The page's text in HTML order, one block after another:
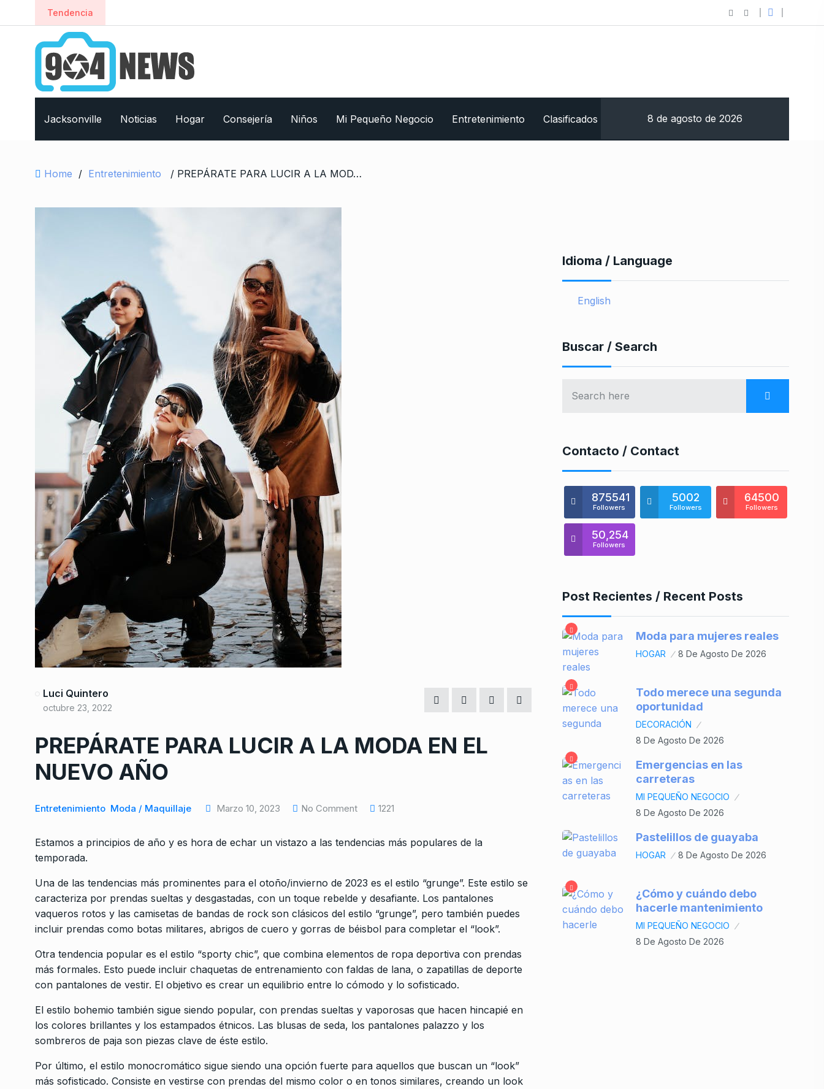
k
Tendencia
Jacksonville Noticias Hogar Consejería Niños Mi Pequeño Negocio Entretenimiento Clasificados 8 de agosto de 2026
Home / Entretenimiento / PREPÁRATE PARA LUCIR A LA MODA EN EL NUEVO AÑO
Luci Quintero
octubre 23, 2022
PREPÁRATE PARA LUCIR A LA MODA EN EL
NUEVO AÑO
Entretenimiento Moda / Maquillaje Marzo 10, 2023 No Comment 1221
Estamos a principios de año y es hora de echar un vistazo a las tendencias más populares de la
temporada.
Una de las tendencias más prominentes para el otoño/invierno de 2023 es el estilo “grunge”. Este estilo se
caracteriza por prendas sueltas y desgastadas, con un toque rebelde y desafiante. Los pantalones
vaqueros rotos y las camisetas de bandas de rock son clásicos del estilo “grunge”, pero también puedes
incluir prendas como botas militares, abrigos de cuero y gorras de béisbol para completar el “look”.
Otra tendencia popular es el estilo “sporty chic”, que combina elementos de ropa deportiva con prendas
más formales. Esto puede incluir chaquetas de entrenamiento con faldas de lana, o zapatillas de deporte
con pantalones de vestir. El objetivo es crear un equilibrio entre lo cómodo y lo sofisticado.
El estilo bohemio también sigue siendo popular, con prendas sueltas y vaporosas que hacen hincapié en
los colores brillantes y los estampados étnicos. Las blusas de seda, los pantalones palazzo y los
sombreros de paja son piezas clave de éste estilo.
Por último, el estilo monocromático sigue siendo una opción fuerte para aquellos que buscan un “look”
más sofisticado. Consiste en vestirse con prendas del mismo color o en tonos similares, creando un look
Idioma / Language
English
Buscar / Search
Contacto / Contact
875541
Followers
5002
Followers
64500
Followers
50,254
Followers
Post Recientes / Recent Posts
Moda para mujeres reales
HOGAR 8 De Agosto De 2026
Todo merece una segunda
oportunidad
DECORACIÓN
8 De Agosto De 2026
Emergencias en las
carreteras
MI PEQUEÑO NEGOCIO
8 De Agosto De 2026
Pastelillos de guayaba
HOGAR 8 De Agosto De 2026
¿Cómo y cuándo debo
hacerle mantenimiento
MI PEQUEÑO NEGOCIO
8 De Agosto De 2026